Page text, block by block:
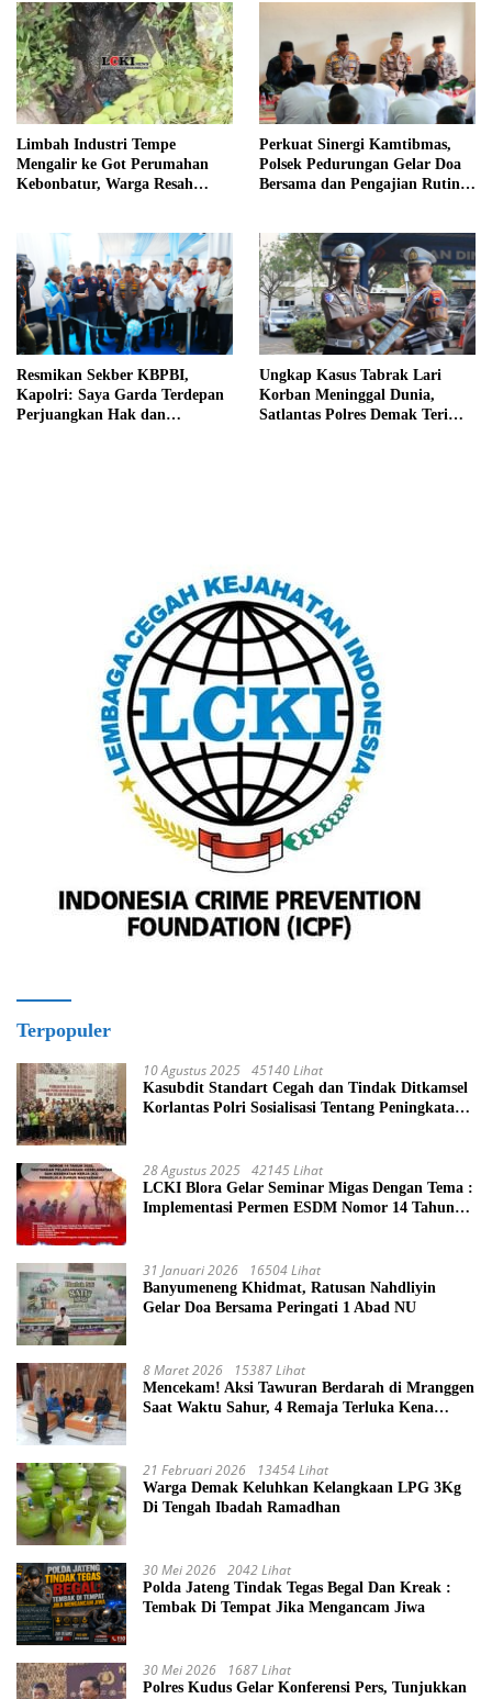
Limbah Industri Tempe
Mengalir ke Got Perumahan
Kebonbatur, Warga Resah
Perkuat Sinergi Kamtibmas,
Polsek Pedurungan Gelar Doa
Bersama dan Pengajian Rutin
Resmikan Sekber KBPBI,
Kapolri: Saya Garda Terdepan
Perjuangkan Hak dan
Ungkap Kasus Tabrak Lari
Korban Meninggal Dunia,
Satlantas Polres Demak Terima
Terpopuler
10 Agustus 2025 45140 Lihat
Kasubdit Standart Cegah dan Tindak Ditkamsel
Korlantas Polri Sosialisasi Tentang Peningkatan
28 Agustus 2025 42145 Lihat
LCKI Blora Gelar Seminar Migas Dengan Tema :
Implementasi Permen ESDM Nomor 14 Tahun
Masyarakat
31 Januari 2026 16504 Lihat
Banyumeneng Khidmat, Ratusan Nahdliyin
Gelar Doa Bersama Peringati 1 Abad NU
8 Maret 2026 15387 Lihat
Mencekam! Aksi Tawuran Berdarah di Mranggen
Saat Waktu Sahur, 4 Remaja Terluka Kena
21 Februari 2026 13454 Lihat
Warga Demak Keluhkan Kelangkaan LPG 3Kg
Di Tengah Ibadah Ramadhan
30 Mei 2026 2042 Lihat
Polda Jateng Tindak Tegas Begal Dan Kreak :
Tembak Di Tempat Jika Mengancam Jiwa
30 Mei 2026 1687 Lihat
Polres Kudus Gelar Konferensi Pers, Tunjukkan